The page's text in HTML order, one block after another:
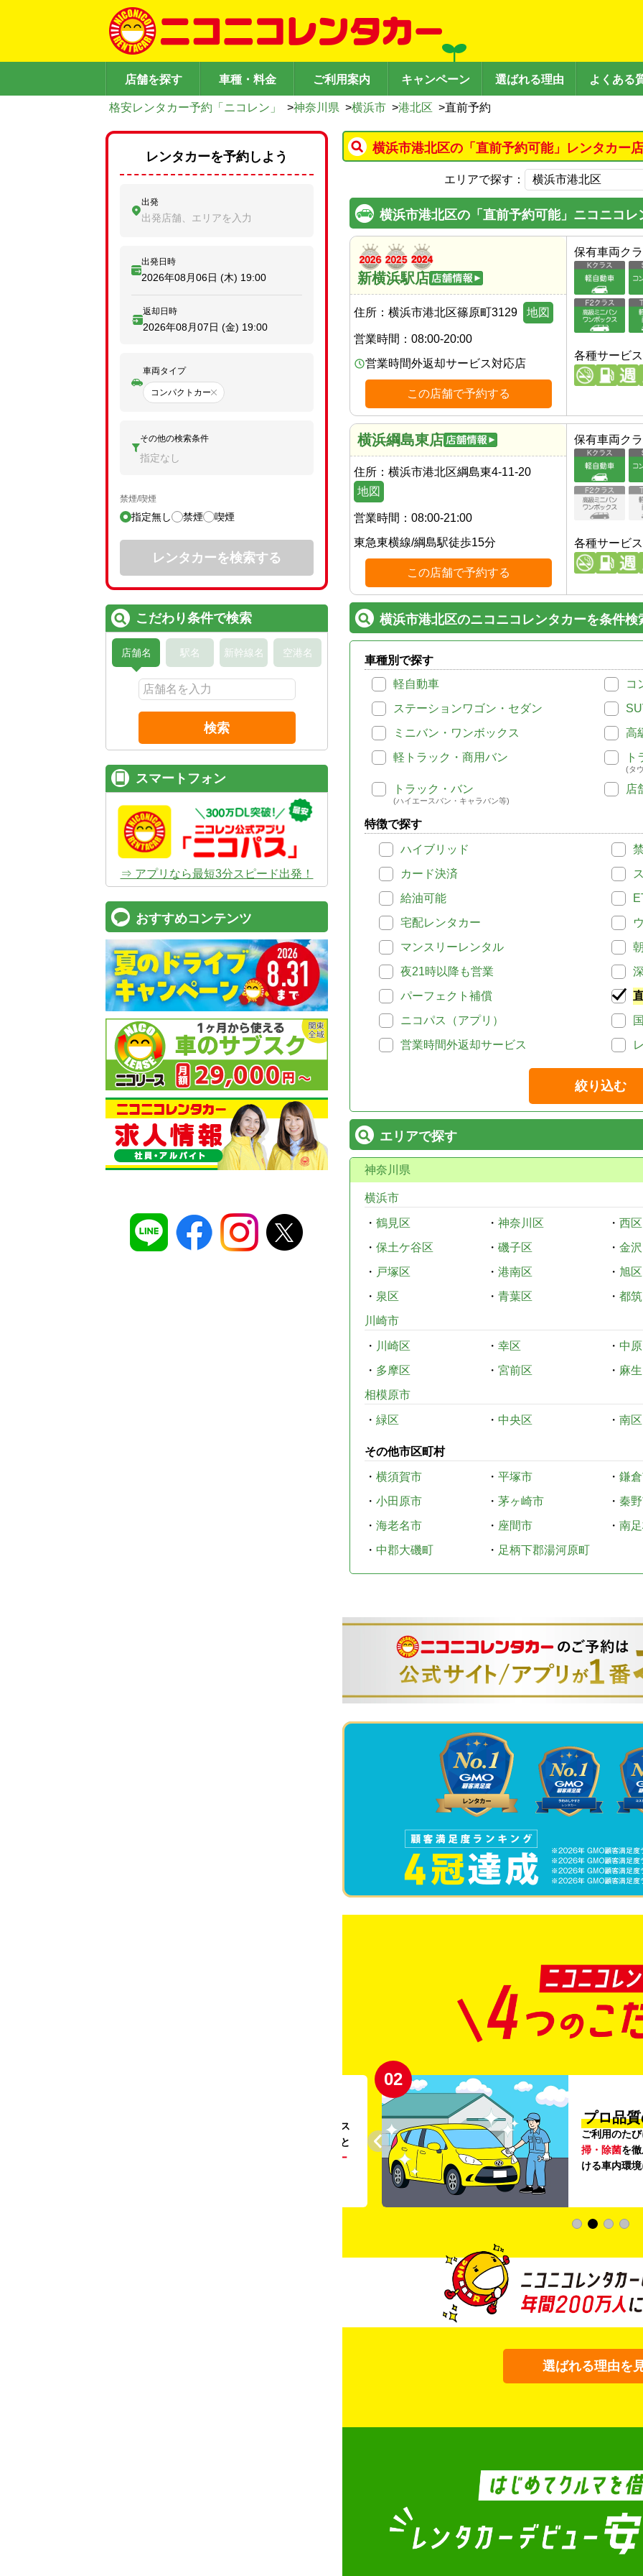
店舗を探す 車種・料金 ご利用案内 キャンペーン 選ばれる理由 よくある
格安レンタカー予約「ニコレン」 >神奈川県 >横浜市 >港北区 >直前予約
横浜市港北区の「直前予約可能」レンタカー
エリアで探す：
横浜市港北区の「直前予約可能」ニコニコレ
新横浜駅店
住所： 横浜市港北区篠原町3129 地図
営業時間： 08:00-20:00
営業時間外返却サービス対応店
この店舗で予約する
保有車両ク
各種サービス
横浜綱島東店
住所： 横浜市港北区綱島東4-11-20
地図
営業時間： 08:00-21:00
東急東横線/綱島駅徒歩15分
この店舗で予約する
保有車両ク
各種サービス
横浜市港北区のニコニコレンタカーを条件検
車種別で探す
軽自動車
コ
ステーションワゴン・セダン
ミニバン・ワンボックス
高
軽トラック・商用バン
ト
(タ
トラック・バン
(ハイエースバン・キャラバン等)
店
特徴で探す
ハイブリッド
カード決済
給油可能
宅配レンタカー
マンスリーレンタル
夜21時以降も営業
パーフェクト補償
ニコパス（アプリ）
営業時間外返却サービス
絞り込む
エリアで探す
神奈川県
横浜市
・ 鶴見区 ・ 神奈川区 ・ 西区
・ 保土ケ谷区 ・ 磯子区 ・ 金
・ 戸塚区 ・ 港南区 ・ 旭区
・ 泉区 ・ 青葉区 ・ 都
川崎市
・ 川崎区 ・ 幸区 ・ 中
・ 多摩区 ・ 宮前区 ・ 麻
相模原市
・ 緑区 ・ 中央区 ・ 南区
その他市区町村
・ 横須賀市 ・ 平塚市 ・ 鎌
・ 小田原市 ・ 茅ヶ崎市 ・ 秦
・ 海老名市 ・ 座間市 ・ 南
・ 中郡大磯町 ・ 足柄下郡湯河原町
。ガソリンス
タンドや整備工場の既存インフラを活用すること
リー
02
プロ品
ご利用のた
掃・除菌を
ける車内環
選ばれる理由を
レンタカーを予約しよう
出発
出発店舗、エリアを入力
出発日時
2026年08月06日 (木) 19:00
返却日時
2026年08月07日 (金) 19:00
車両タイプ
コンパクトカー
その他の検索条件
指定なし
禁煙/喫煙
指定無し 禁煙 喫煙
レンタカーを検索する
こだわり条件で検索
店舗名 駅名 新幹線名 空港名
検索
スマートフォン
⇒ アプリなら最短3分スピード出発！
おすすめコンテンツ